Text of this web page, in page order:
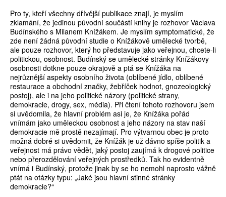
Pro ty, kteří všechny dřívější publikace znají, je myslím
zklamání, že jedinou původní součástí knihy je rozhovor Václava
Budínského s Milanem Knížákem. Je myslím symptomatické, že
zde není žádná původní studie o Knížákově umělecké tvorbě,
ale pouze rozhovor, který ho představuje jako veřejnou, chcete-li
politickou, osobnost. Budínský se umělecké stránky Knížákovy
osobnosti dotkne pouze okrajově a ptá se Knížáka na
nejrůznější aspekty osobního života (oblíbené jídlo, oblíbené
restaurace a obchodní značky, žebříček hodnot, gnozeologický
postoj), ale i na jeho politické názory (politické strany,
demokracie, drogy, sex, média). Při čtení tohoto rozhovoru jsem
si uvědomila, že hlavní problém asi je, že Knížáka pořád
vnímám jako uměleckou osobnost a jeho názory na stav naší
demokracie mě prostě nezajímají. Pro výtvarnou obec je proto
možná dobré si uvědomit, že Knížák je už dávno spíše politik a
veřejnost má právo vědět, jaký postoj zaujímá k drogové politice
nebo přerozdělování veřejných prostředků. Tak ho evidentně
vnímá i Budínský, protože jinak by se ho nemohl naprosto vážně
ptát na otázky typu: „Jaké jsou hlavní stinné stránky
demokracie?“